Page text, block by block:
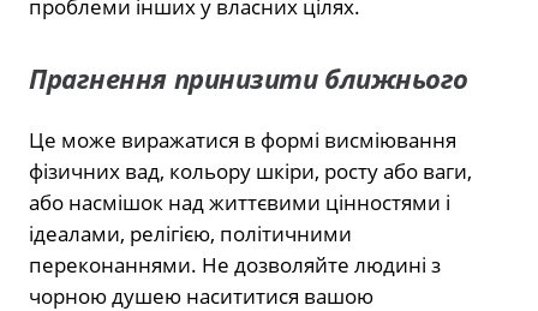
проблеми інших у власних цілях.
Прагнення принизити ближнього
Це може виражатися в формі висміювання
фізичних вад, кольору шкіри, росту або ваги,
або насмішок над життєвими цінностями і
ідеалами, релігією, політичними
переконаннями. Не дозволяйте людині з
чорною душею насититися вашою